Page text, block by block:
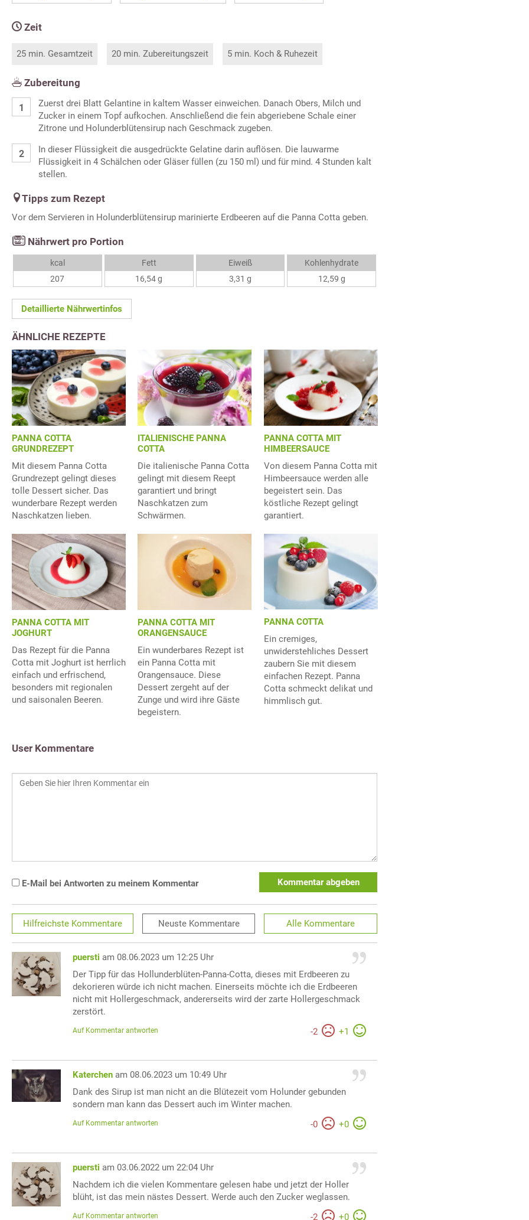
Zeit
25 min. Gesamtzeit 20 min. Zubereitungszeit 5 min. Koch & Ruhezeit
Zubereitung
Zuerst drei Blatt Gelantine in kaltem Wasser einweichen. Danach Obers, Milch und
Zucker in einem Topf aufkochen. Anschließend die fein abgeriebene Schale einer
Zitrone und Holunderblütensirup nach Geschmack zugeben.
In dieser Flüssigkeit die ausgedrückte Gelatine darin auflösen. Die lauwarme
Flüssigkeit in 4 Schälchen oder Gläser füllen (zu 150 ml) und für mind. 4 Stunden kalt
stellen.
Tipps zum Rezept
Vor dem Servieren in Holunderblütensirup marinierte Erdbeeren auf die Panna Cotta geben.
Nährwert pro Portion
kcal
207
Fett
16,54 g
Eiweiß
3,31 g
Kohlenhydrate
12,59 g
Detaillierte Nährwertinfos
ÄHNLICHE REZEPTE
PANNA COTTA
GRUNDREZEPT
Mit diesem Panna Cotta
Grundrezept gelingt dieses
tolle Dessert sicher. Das
wunderbare Rezept werden
Naschkatzen lieben.
ITALIENISCHE PANNA
COTTA
Die italienische Panna Cotta
gelingt mit diesem Reept
garantiert und bringt
Naschkatzen zum
Schwärmen.
PANNA COTTA MIT
HIMBEERSAUCE
Von diesem Panna Cotta mit
Himbeersauce werden alle
begeistert sein. Das
köstliche Rezept gelingt
garantiert.
PANNA COTTA MIT
JOGHURT
Das Rezept für die Panna
Cotta mit Joghurt ist herrlich
einfach und erfrischend,
besonders mit regionalen
und saisonalen Beeren.
PANNA COTTA MIT
ORANGENSAUCE
Ein wunderbares Rezept ist
ein Panna Cotta mit
Orangensauce. Diese
Dessert zergeht auf der
Zunge und wird ihre Gäste
begeistern.
PANNA COTTA
Ein cremiges,
unwiderstehliches Dessert
zaubern Sie mit diesem
einfachen Rezept. Panna
Cotta schmeckt delikat und
himmlisch gut.
User Kommentare
E-Mail bei Antworten zu meinem Kommentar Kommentar abgeben
Hilfreichste Kommentare Neuste Kommentare Alle Kommentare
puersti am 08.06.2023 um 12:25 Uhr
Der Tipp für das Hollunderblüten-Panna-Cotta, dieses mit Erdbeeren zu
dekorieren würde ich nicht machen. Einerseits möchte ich die Erdbeeren
nicht mit Hollergeschmack, andererseits wird der zarte Hollergeschmack
zerstört.
-2 +1
Auf Kommentar antworten
Katerchen am 08.06.2023 um 10:49 Uhr
Dank des Sirup ist man nicht an die Blütezeit vom Holunder gebunden
sondern man kann das Dessert auch im Winter machen.
-0 +0
Auf Kommentar antworten
puersti am 03.06.2022 um 22:04 Uhr
Nachdem ich die vielen Kommentare gelesen habe und jetzt der Holler
blüht, ist das mein nästes Dessert. Werde auch den Zucker weglassen.
-2 +0
Auf Kommentar antworten